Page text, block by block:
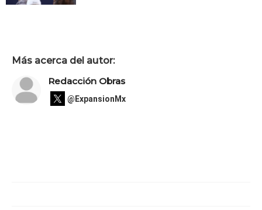
Más acerca del autor:
Redacción Obras
@ExpansionMx